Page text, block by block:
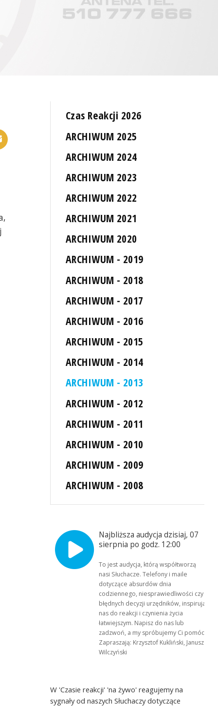
Czas Reakcji 2026
ARCHIWUM 2025
ARCHIWUM 2024
ARCHIWUM 2023
ARCHIWUM 2022
ARCHIWUM 2021
ARCHIWUM 2020
ARCHIWUM - 2019
ARCHIWUM - 2018
ARCHIWUM - 2017
ARCHIWUM - 2016
ARCHIWUM - 2015
ARCHIWUM - 2014
ARCHIWUM - 2013
ARCHIWUM - 2012
ARCHIWUM - 2011
ARCHIWUM - 2010
ARCHIWUM - 2009
ARCHIWUM - 2008
Najbliższa audycja dzisiaj, 07
sierpnia po godz. 12:00
To jest audycja, którą współtworzą
nasi Słuchacze. Telefony i maile
dotyczące absurdów dnia
codziennego, niesprawiedliwości czy
błędnych decyzji urzędników, inspirują
nas do reakcji i czynienia życia
łatwiejszym. Napisz do nas lub
zadzwoń, a my spróbujemy Ci pomóc.
Zapraszają: Krzysztof Kukliński, Janusz
Wilczyński
W 'Czasie reakcji' 'na żywo' reagujemy na
sygnały od naszych Słuchaczy dotyczące